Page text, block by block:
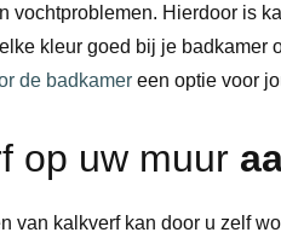
vochtproblemen. Hierdoor is
kleur goed bij je badkamer
de badkamer een optie voor
op uw muur
van kalkverf kan door u zelf